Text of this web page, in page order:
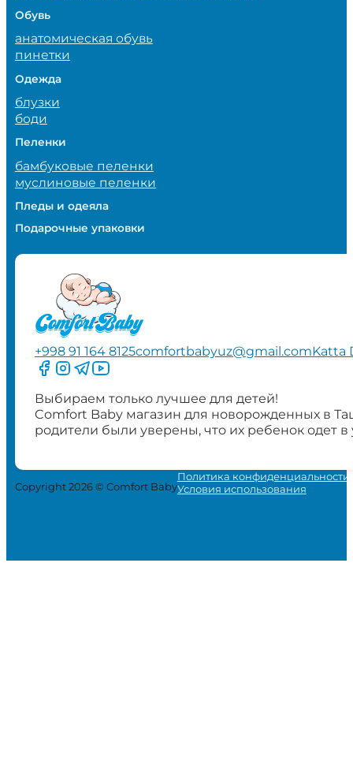
Обувь
анатомическая обувь
пинетки
Одежда
блузки
боди
Пеленки
бамбуковые пеленки
муслиновые пеленки
Пледы и одеяла
Подарочные упаковки
+998 91 164 8125comfortbabyuz@gmail.comKatta
Следите за нами на Facebook
Следите за нами в Instagram
Следите за нами в Telegram
Следите за нами в YouTube
Выбираем только лучшее для детей!
Comfort Baby магазин для новорожденных в
родители были уверены, что их ребенок одет
Copyright 2026 © Comfort Baby
Политика конфиденциальности
Условия использования